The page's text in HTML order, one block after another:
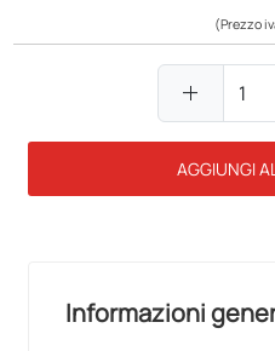
(Prezzo
add
AGGIUNGI
Informazioni